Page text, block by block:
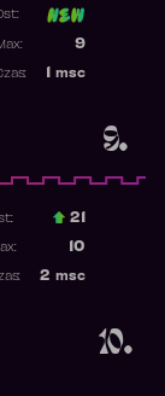
9.
9
msc
10.
21
10
2 msc